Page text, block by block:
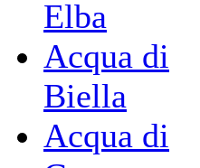
Elba
Acqua di
Biella
Acqua di